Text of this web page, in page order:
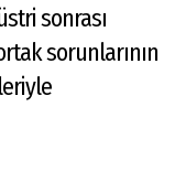
sonrası
sorunlarının